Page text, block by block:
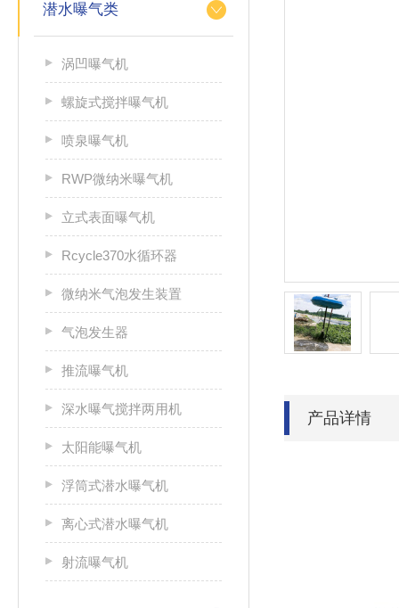
潜水曝气类
涡凹曝气机
螺旋式搅拌曝气机
喷泉曝气机
RWP微纳米曝气机
立式表面曝气机
Rcycle370水循环器
微纳米气泡发生装置
气泡发生器
推流曝气机
深水曝气搅拌两用机
太阳能曝气机
浮筒式潜水曝气机
离心式潜水曝气机
射流曝气机
产品详情